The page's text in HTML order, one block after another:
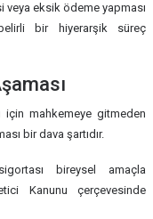
eksik ödeme yapması
belirli bir hiyerarşik süreç
için mahkemeye gitmeden
bir dava şartıdır.
bireysel amaçla
Kanunu çerçevesinde